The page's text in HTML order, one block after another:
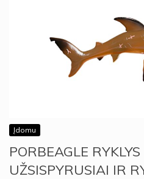
Įdomu
PORBEAGLE
UŽSISPYRUSIAI IR